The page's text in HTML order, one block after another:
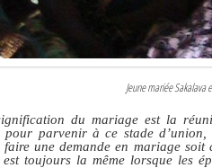
Jeune mariée
du mariage est la
pour parvenir à ce stade
une demande en mariage
est toujours la même lorsque les